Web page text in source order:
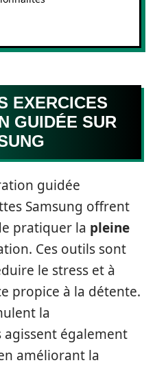
EXERCICES
GUIDÉE SUR
guidée
Samsung offrent
pratiquer la pleine
Ces outils sont
le stress et à
propice à la détente.
la
également
améliorant la